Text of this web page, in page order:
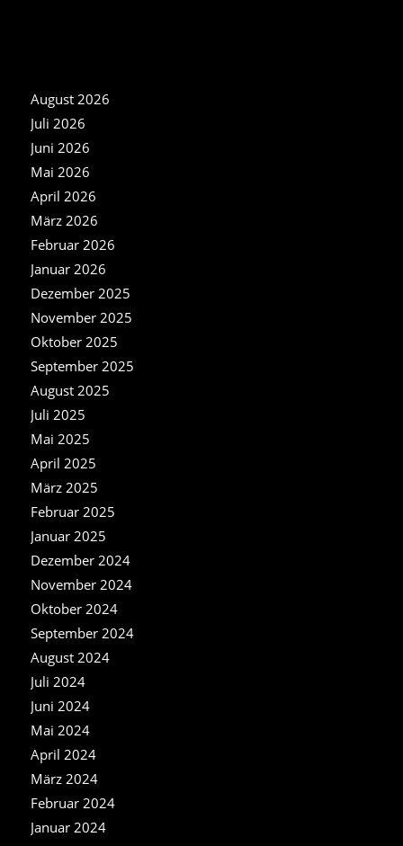
August 2026
Juli 2026
Juni 2026
Mai 2026
April 2026
März 2026
Februar 2026
Januar 2026
Dezember 2025
November 2025
Oktober 2025
September 2025
August 2025
Juli 2025
Mai 2025
April 2025
März 2025
Februar 2025
Januar 2025
Dezember 2024
November 2024
Oktober 2024
September 2024
August 2024
Juli 2024
Juni 2024
Mai 2024
April 2024
März 2024
Februar 2024
Januar 2024